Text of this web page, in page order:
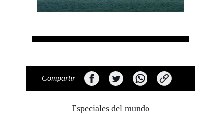
Compartir
Especiales del mundo